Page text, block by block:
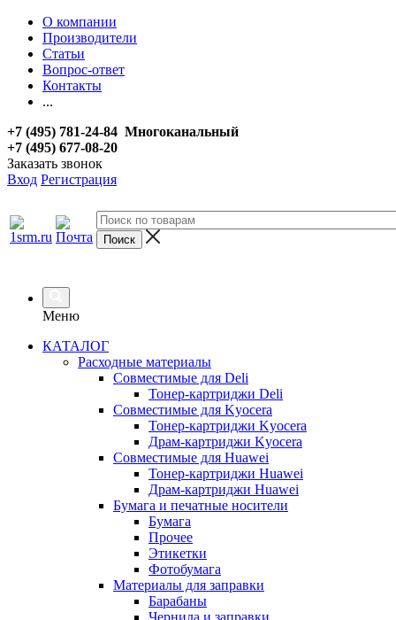
О компании
Производители
Статьи
Вопрос-ответ
Контакты
...
+7 (495) 781-24-84 Многоканальный
+7 (495) 677-08-20
Заказать звонок
Вход Регистрация
Меню
КАТАЛОГ
Расходные материалы
Совместимые для Deli
Тонер-картриджи Deli
Совместимые для Kyocera
Тонер-картриджи Kyocera
Драм-картриджи Kyocera
Совместимые для Huawei
Тонер-картриджи Huawei
Драм-картриджи Huawei
Бумага и печатные носители
Бумага
Прочее
Этикетки
Фотобумага
Материалы для заправки
Барабаны
Чернила и заправки